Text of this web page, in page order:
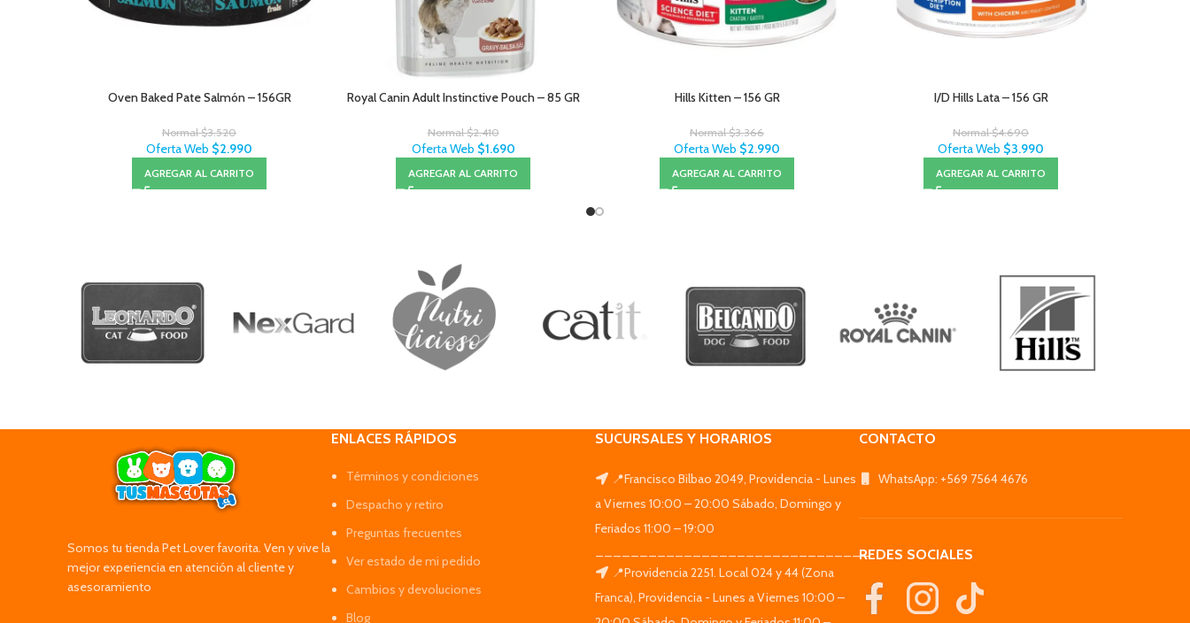
Oven Baked Pate Salmón – 156GR
Normal$3.520
Oferta Web $2.990
AGREGAR AL CARRITO
Royal Canin Adult Instinctive Pouch – 85 GR
Normal$2.410
Oferta Web $1.690
AGREGAR AL CARRITO
Hills Kitten – 156 GR
Normal$3.366
Oferta Web $2.990
AGREGAR AL CARRITO
I/D Hills Lata – 156 GR
Normal$4.690
Oferta Web $3.990
AGREGAR AL CARRITO
Somos tu tienda Pet Lover favorita. Ven y vive la
mejor experiencia en atención al cliente y
asesoramiento
ENLACES RÁPIDOS
Términos y condiciones
Despacho y retiro
Preguntas frecuentes
Ver estado de mi pedido
Cambios y devoluciones
Blog
SUCURSALES Y HORARIOS
📍Francisco Bilbao 2049, Providencia - Lunes
a Viernes 10:00 – 20:00 Sábado, Domingo y
Feriados 11:00 – 19:00
_______________________________
📍Providencia 2251. Local 024 y 44 (Zona
Franca), Providencia - Lunes a Viernes 10:00 –
CONTACTO
WhatsApp: +569 7564 4676
REDES SOCIALES